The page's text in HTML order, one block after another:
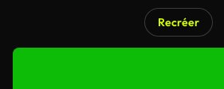
Recréer